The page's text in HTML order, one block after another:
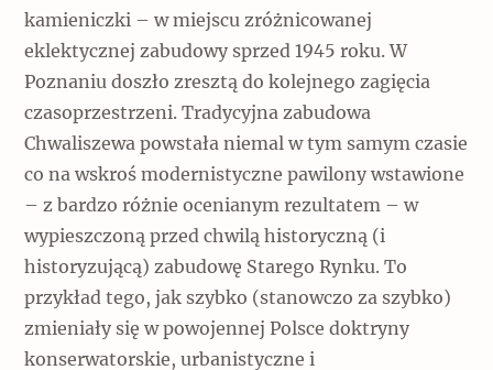
kamieniczki – w miejscu zróżnicowanej
eklektycznej zabudowy sprzed 1945 roku. W
Poznaniu doszło zresztą do kolejnego zagięcia
czasoprzestrzeni. Tradycyjna zabudowa
Chwaliszewa powstała niemal w tym samym czasie
co na wskroś modernistyczne pawilony wstawione
– z bardzo różnie ocenianym rezultatem – w
wypieszczoną przed chwilą historyczną (i
historyzującą) zabudowę Starego Rynku. To
przykład tego, jak szybko (stanowczo za szybko)
zmieniały się w powojennej Polsce doktryny
konserwatorskie, urbanistyczne i